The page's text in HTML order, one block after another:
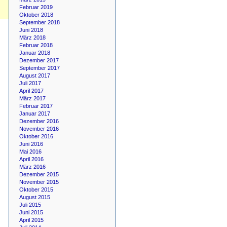
Februar 2019
Oktober 2018
September 2018
Juni 2018
März 2018
Februar 2018
Januar 2018
Dezember 2017
September 2017
August 2017
Juli 2017
April 2017
März 2017
Februar 2017
Januar 2017
Dezember 2016
November 2016
Oktober 2016
Juni 2016
Mai 2016
April 2016
März 2016
Dezember 2015
November 2015
Oktober 2015
August 2015
Juli 2015
Juni 2015
April 2015